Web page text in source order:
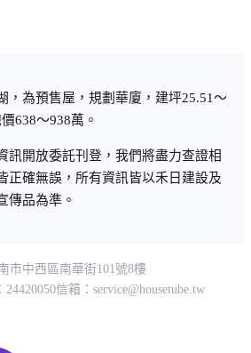
，為預售屋，規劃華廈，建坪25.51～
638～938萬。
訊開放委託刊登，我們將盡力查證相
正確無誤，所有資訊皆以禾日建設及
傳品為準。
市中西區南華街101號8樓
24420050信箱： service@housetube.tw